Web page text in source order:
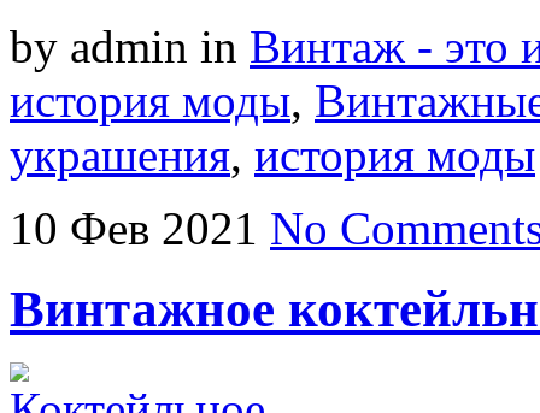
by admin in Винтаж - это
история моды,
украшения, история моды
10 Фев 2021 No
Винтажное